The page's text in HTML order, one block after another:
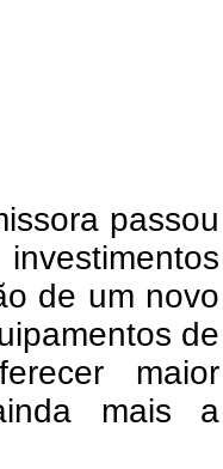
passou
de um novo
de
maior
mais a